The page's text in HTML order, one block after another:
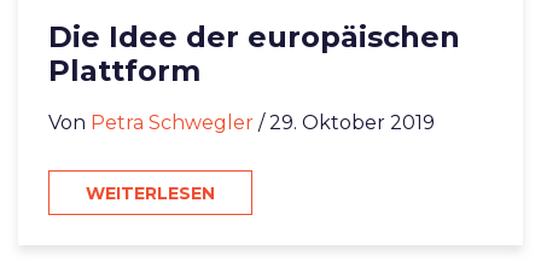
Die Idee der europäischen
Plattform
Von Petra Schwegler / 29. Oktober 2019
WEITERLESEN